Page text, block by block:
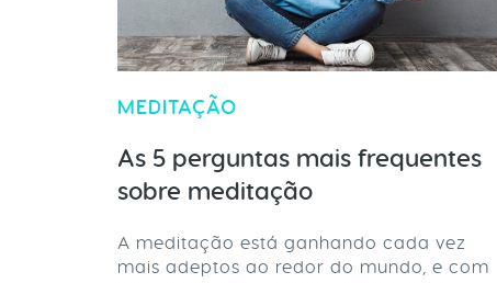
MEDITAÇÃO
As 5 perguntas mais frequentes
sobre meditação
A meditação está ganhando cada vez
mais adeptos ao redor do mundo, e com